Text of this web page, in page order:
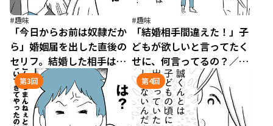
#趣味
「今日からお前は奴隷だか
ら」婚姻届を出した直後の
セリフ。結婚した相手は最
低な男でした／モラハラ夫
討伐日記（1）
#趣味
「結婚相手間違えた！」子
どもが欲しいと言ってたく
せに、何言ってるの？／モ
ラハラ夫討伐日記（2）
第3回 第4回